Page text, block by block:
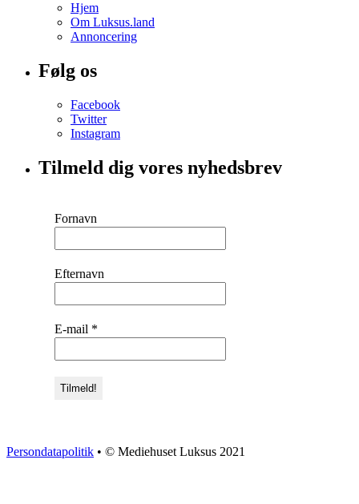
Hjem
Om Luksus.land
Annoncering
Følg os
Facebook
Twitter
Instagram
Tilmeld dig vores nyhedsbrev
Fornavn
Efternavn
E-mail *
Persondatapolitik • © Mediehuset Luksus 2021